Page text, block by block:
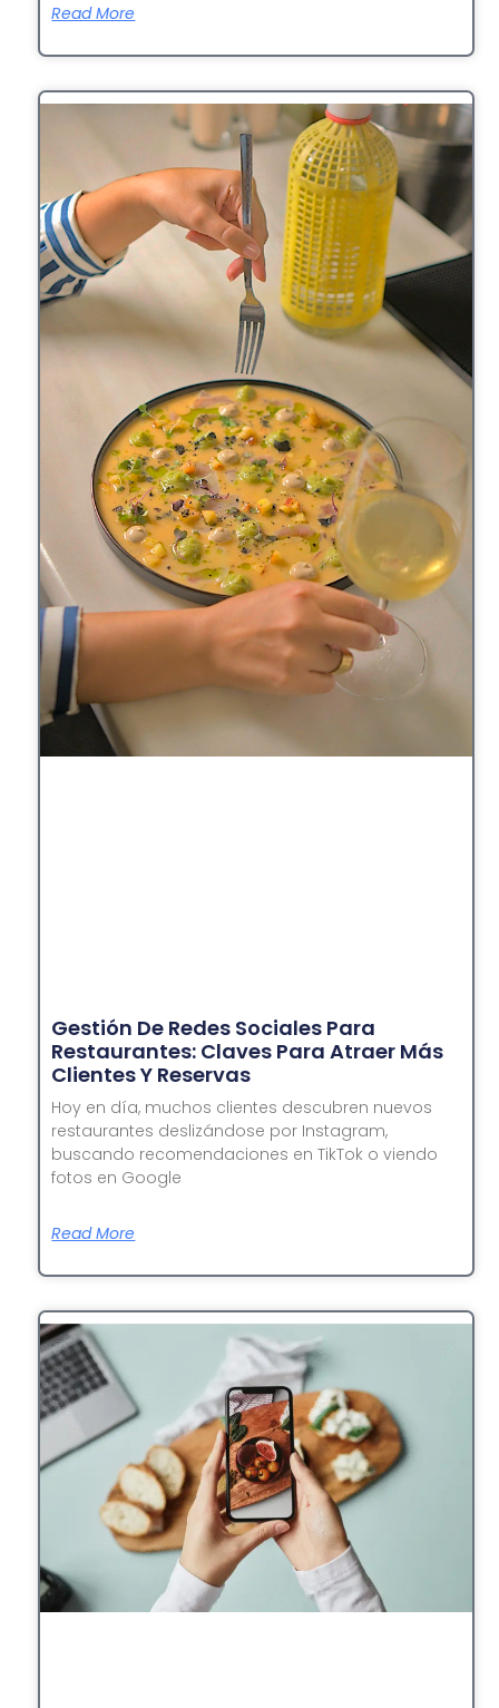
Read More
Gestión De Redes Sociales Para
Restaurantes: Claves Para Atraer Más
Clientes Y Reservas
Hoy en día, muchos clientes descubren nuevos
restaurantes deslizándose por Instagram,
buscando recomendaciones en TikTok o viendo
fotos en Google
Read More